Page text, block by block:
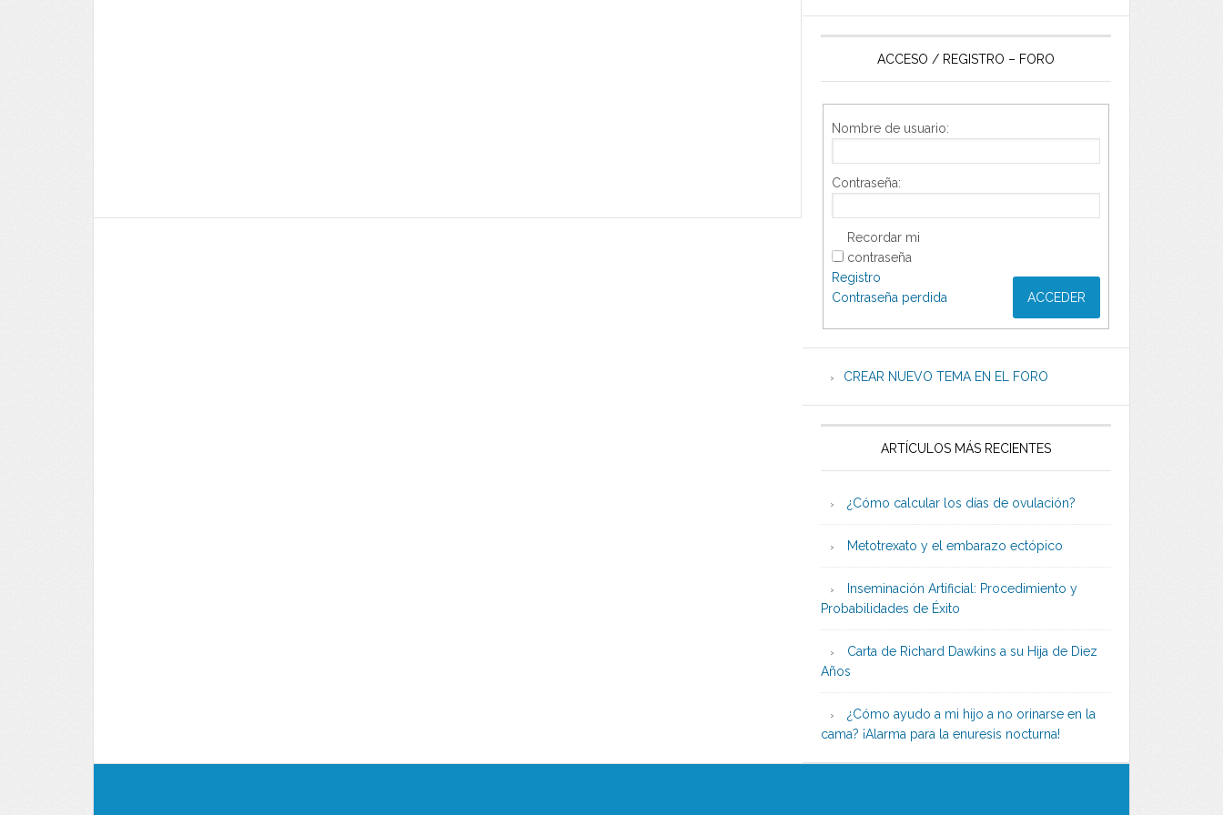
ACCESO / REGISTRO – FORO
Nombre de usuario:
Contraseña:
Recordar mi
contraseña
ACCEDER
Registro
Contraseña perdida
CREAR NUEVO TEMA EN EL FORO
ARTÍCULOS MÁS RECIENTES
¿Cómo calcular los días de ovulación?
Metotrexato y el embarazo ectópico
Inseminación Artificial: Procedimiento y
Probabilidades de Éxito
Carta de Richard Dawkins a su Hija de Diez
Años
¿Cómo ayudo a mi hijo a no orinarse en la
cama? ¡Alarma para la enuresis nocturna!